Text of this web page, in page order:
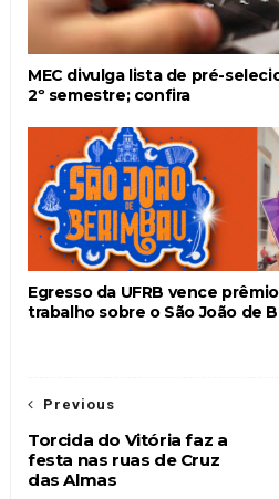
MEC divulga lista de pré-
2º semestre; confira
Egresso da UFRB vence
trabalho sobre o São João de
Previous
Torcida do Vitória faz a
festa nas ruas de Cruz
das Almas